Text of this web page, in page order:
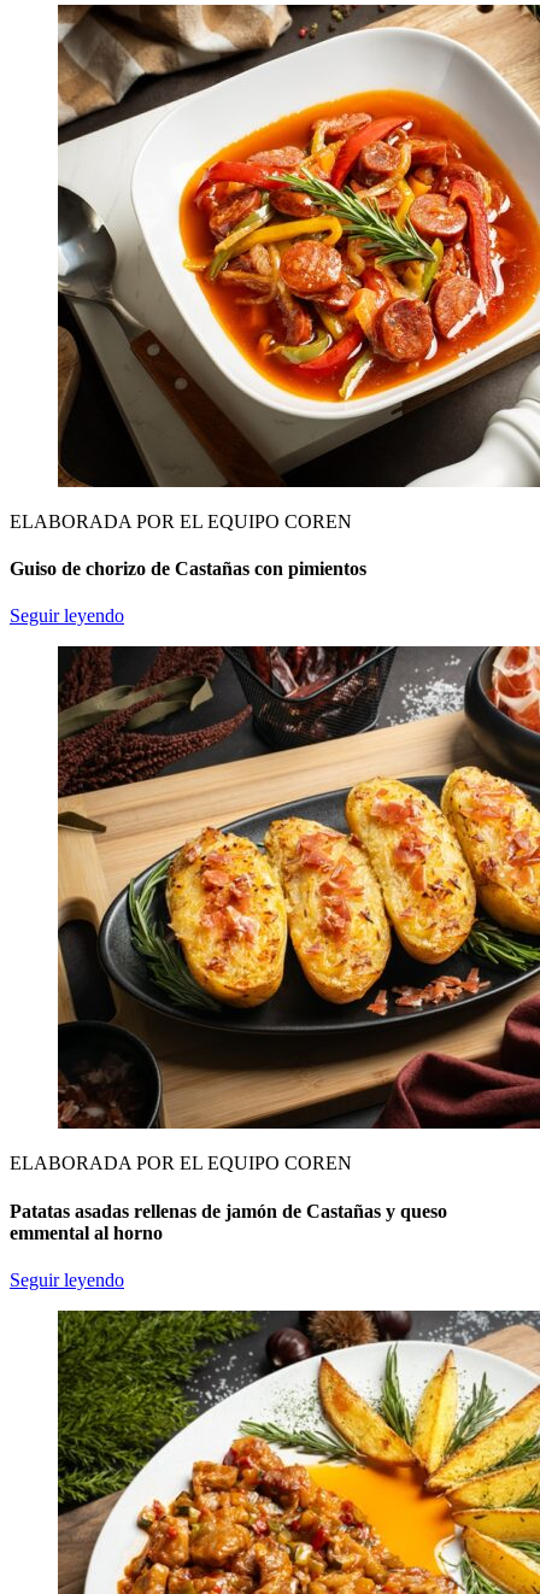
ELABORADA POR EL EQUIPO COREN
Guiso de chorizo de Castañas con pimientos
Seguir leyendo
ELABORADA POR EL EQUIPO COREN
Patatas asadas rellenas de jamón de Castañas y queso
emmental al horno
Seguir leyendo